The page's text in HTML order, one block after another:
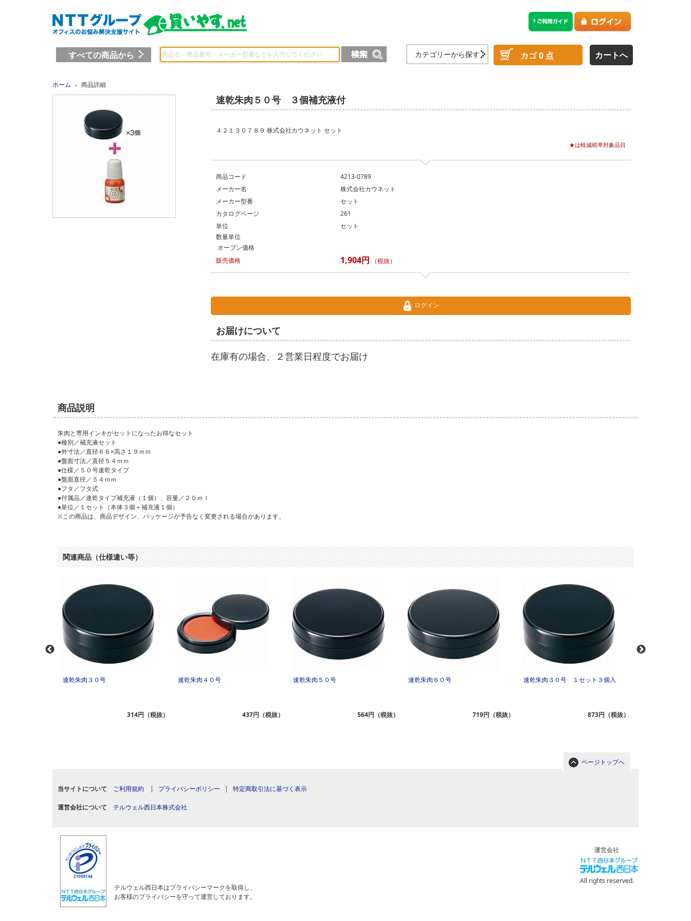
すべての商品から カテゴリーから探す カゴ0 点 カートへ
ホーム ＞ 商品詳細
速乾朱肉５０号 ３個補充液付
４２１３０７８９ 株式会社カウネット セット
★は軽減税率対象品目
商品コード
4213-0789
メーカー名
株式会社カウネット
メーカー型番
セット
カタログページ
261
単位
セット
数量単位
オープン価格
販売価格
1,904円 （税抜）
ログイン
お届けについて
在庫有の場合、２営業日程度でお届け
商品説明
朱肉と専用インキがセットになったお得なセット
●種別／補充液セット
●外寸法／直径６６×高さ１９ｍｍ
●盤面寸法／直径５４ｍｍ
●仕様／５０号速乾タイプ
●盤面直径／５４ｍｍ
●フタ／フタ式
●付属品／速乾タイプ補充液（１個）、容量／２０ｍｌ
●単位／１セット（本体３個＋補充液１個）
※この商品は、商品デザイン、パッケージが予告なく変更される場合があります。
関連商品（仕様違い等）
速乾朱肉３０号
314円（税抜）
速乾朱肉４０号
437円（税抜）
速乾朱肉５０号
564円（税抜）
速乾朱肉６０号
719円（税抜）
速乾朱肉３０号 １セット３個入
873円（税抜）
ページトップへ
当サイトについて ご利用規約 | プライバシーポリシー | 特定商取引法に基づく表示
運営会社について テルウェル西日本株式会社
テルウェル西日本はプライバシーマークを取得し、
お客様のプライバシーを守って運営しております。
運営会社
All rights reserved.